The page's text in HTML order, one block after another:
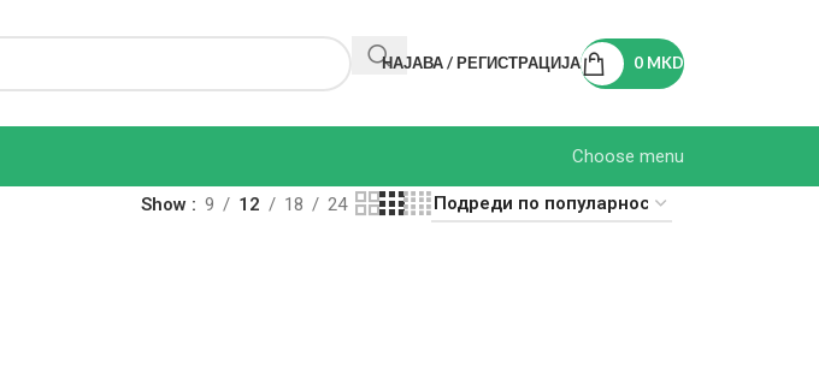
НАЈАВА / РЕГИСТРАЦИЈА 0 MKD
Choose menu
Show 9 12 18 24